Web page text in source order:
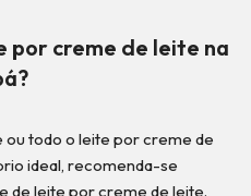
por creme de leite na
ou todo o leite por creme de
ideal, recomenda-se
de leite por creme de leite.